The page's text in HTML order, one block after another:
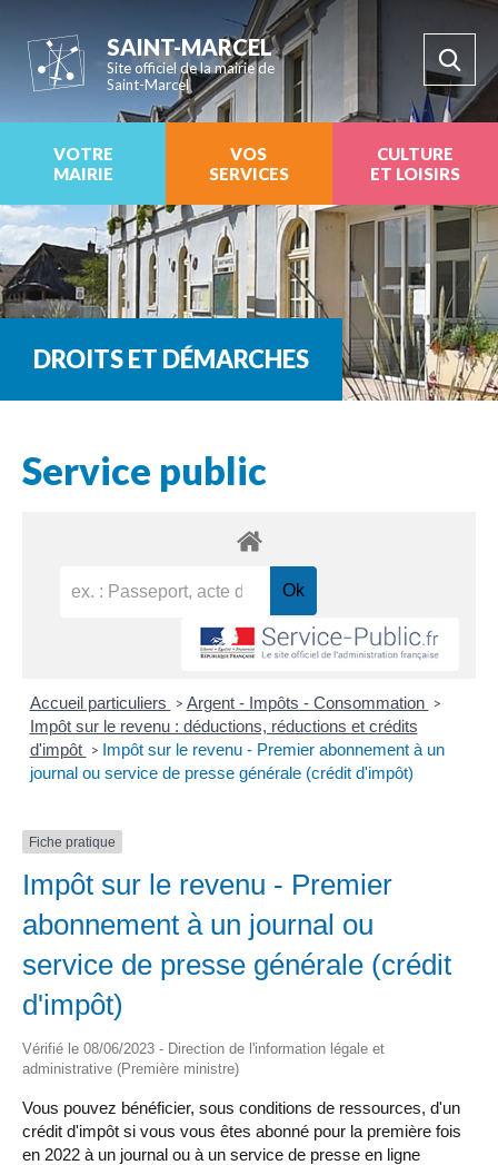
SAINT-MARCEL
Site officiel de la mairie de
Saint-Marcel
VOTRE
MAIRIE
VOS
SERVICES
CULTURE
ET LOISIRS
DROITS ET DÉMARCHES
Service public
Accueil particuliers > Argent - Impôts - Consommation >
Impôt sur le revenu : déductions, réductions et crédits
d'impôt > Impôt sur le revenu - Premier abonnement à un
journal ou service de presse générale (crédit d'impôt)
Fiche pratique
Impôt sur le revenu - Premier
abonnement à un journal ou
service de presse générale (crédit
d'impôt)
Vérifié le 08/06/2023 - Direction de l'information légale et
administrative (Première ministre)
Vous pouvez bénéficier, sous conditions de ressources, d'un
crédit d'impôt si vous vous êtes abonné pour la première fois
en 2022 à un journal ou à un service de presse en ligne